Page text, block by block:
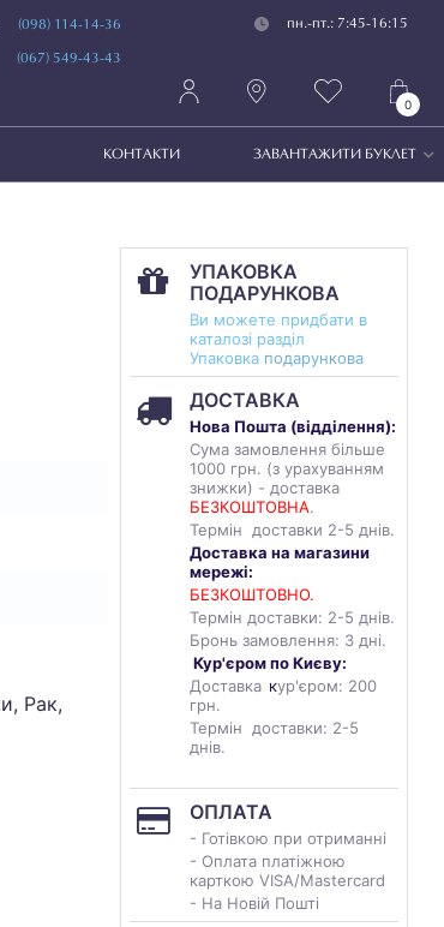
(098) 114-14-36
(067) 549-43-43
пн.-пт.: 7:45-16:15
0
КОНТАКТИ ЗАВАНТАЖИТИ БУКЛЕТ
Рак,
УПАКОВКА
ПОДАРУНКОВА
Ви можете придбати в
каталозі разділ
Упаковка подарункова
ДОСТАВКА
Нова Пошта (відділення):
Сума замовлення більше
1000 грн. (з урахуванням
знижки) - доставка
БЕЗКОШТОВНА.
Термін доставки 2-5 днів.
Доставка на магазини
мережі:
БЕЗКОШТОВНО.
Термін доставки: 2-5 днів.
Бронь замовлення: 3 дні.
Кур'єром по Києву:
Доставка кур'єром: 200
грн.
Термін доставки: 2-5
днів.
ОПЛАТА
- Готівкою при отриманні
- Оплата платіжною
карткою VISA/Mastercard
- На Новій Пошті